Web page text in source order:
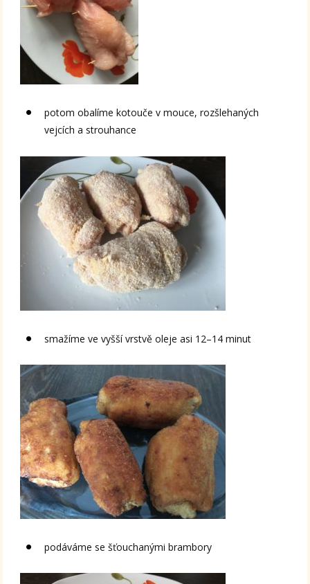
potom obalíme kotouče v mouce, rozšlehaných
vejcích a strouhance
smažíme ve vyšší vrstvě oleje asi 12–14 minut
podáváme se šťouchanými brambory